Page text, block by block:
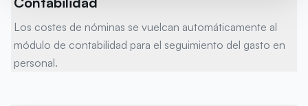
Los costes de nóminas se vuelcan automáticamente al
módulo de contabilidad para el seguimiento del gasto en
personal.